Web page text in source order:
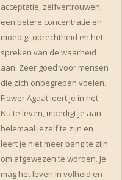
acceptatie, zelfvertrouwen,
een betere concentratie en
moedigt oprechtheid en het
spreken van de waarheid
aan. Zeer goed voor mensen
die zich onbegrepen voelen.
Flower Agaat leert je in het
Nu te leven, moedigt je aan
helemaal jezelf te zijn en
leert je niet meer bang te zijn
om afgewezen te worden. Je
mag het leven in volheid en